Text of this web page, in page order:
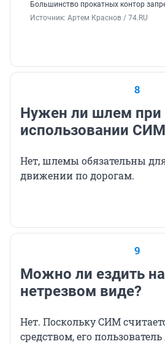
Большинство прокатных контор
Источник: Артем Краснов / 74.RU
8
Нужен ли шлем при
использовании
Нет, шлемы обязательны
движении по дорогам.
9
Можно ли ездить
нетрезвом виде?
Нет. Поскольку СИМ
средством, его